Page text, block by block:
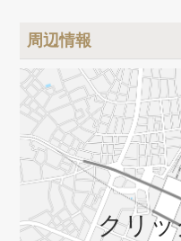
《その他》
信用金庫（徒歩4分）、100
周辺情報
クリ